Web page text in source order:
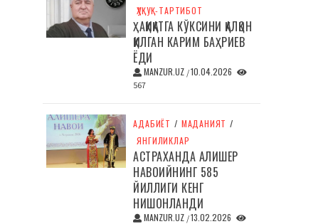
ҲУҚУҚ-ТАРТИБОТ
ҲАҚИҚАТГА КЎКСИНИ ҚАЛҚОН
ҚИЛГАН КАРИМ БАҲРИЕВ
ЁДИ
MANZUR.UZ /10.04.2026
567
АДАБИЁТ / МАДАНИЯТ /
ЯНГИЛИКЛАР
АСТРАХАНДА АЛИШЕР
НАВОИЙНИНГ 585
ЙИЛЛИГИ КЕНГ
НИШОНЛАНДИ
MANZUR.UZ /13.02.2026